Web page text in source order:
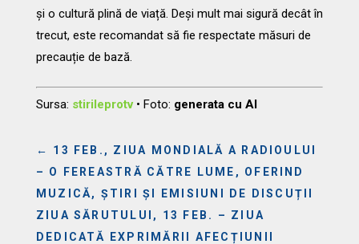
și o cultură plină de viață. Deși mult mai sigură decât în
trecut, este recomandat să fie respectate măsuri de
precauție de bază.
Sursa: stirileprotv• Foto: generata cu AI
← 13 FEB., ZIUA MONDIALĂ A RADIOULUI
– O FEREASTRĂ CĂTRE LUME, OFERIND
MUZICĂ, ȘTIRI ȘI EMISIUNI DE DISCUȚII
ZIUA SĂRUTULUI, 13 FEB. – ZIUA
DEDICATĂ EXPRIMĂRII AFECȚIUNII